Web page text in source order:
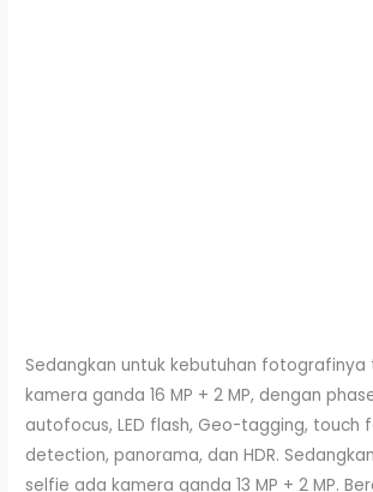
Sedangkan untuk kebutuhan
kamera ganda 16 MP + 2 MP, dengan
autofocus, LED flash, Geo-tagging, touch
detection, panorama, dan HDR.
selfie ada kamera ganda 13 MP + 2 MP.